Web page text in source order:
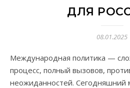
ДЛЯ
08.01.2025
Международная политика —
процесс, полный вызовов,
неожиданностей. Сегодняшний